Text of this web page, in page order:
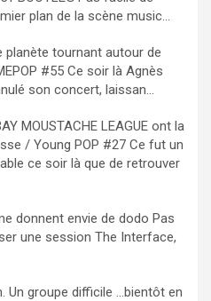
plan de la scène music...
planète tournant autour de
#55 Ce soir là Agnès
son concert, laissan...
MOUSTACHE LEAGUE ont la
/ Young POP #27 Ce fut un
ce soir là que de retrouver
donnent envie de dodo Pas
une session The Interface,
Un groupe difficile ...bientôt en